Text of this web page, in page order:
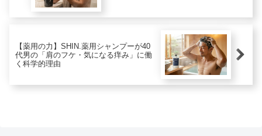
【薬用の力】SHIN.薬用シャンプーが40
代男の「肩のフケ・気になる痒み」に働
く科学的理由